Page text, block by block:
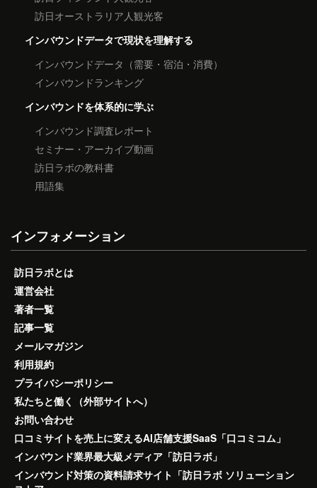
訪日オーストラリア人観光客
インバウンドデータで現状を理解する
インバウンドデータ（需要・宿泊・消費）
インバウンドランキング
インバウンドを体系的に学ぶ
インバウンド調査レポート
セミナー・アーカイブ動画
訪日ラボの教科書
用語集
インフォメーション
訪日ラボとは
運営会社
著者一覧
記事一覧
メールマガジン
利用規約
プライバシーポリシー
私たちと働く（外部サイトへ）
お問い合わせ
口コミサイトを売上に変えるAI店舗支援SaaS「口コミコム」
インバウンド業界最大級メディア「訪日ラボ」
インバウンド対策の資料請求サイト「訪日ラボ ソリューション